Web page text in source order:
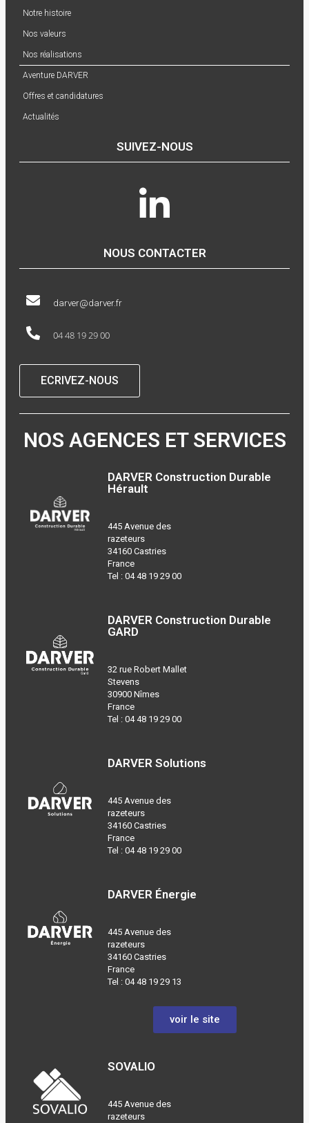
Notre histoire
Nos valeurs
Nos réalisations
Aventure DARVER
Offres et candidatures
Actualités
SUIVEZ-NOUS
NOUS CONTACTER
darver@darver.fr
04 48 19 29 00
ECRIVEZ-NOUS
NOS AGENCES ET SERVICES
DARVER Construction Durable
Hérault
445 Avenue des
razeteurs
34160 Castries
France
Tel :04 48 19 29 00
DARVER Construction Durable
GARD
32 rue Robert Mallet
Stevens
30900 Nîmes
France
Tel :04 48 19 29 00
DARVER Solutions
445 Avenue des
razeteurs
34160 Castries
France
Tel :04 48 19 29 00
DARVER Énergie
445 Avenue des
razeteurs
34160 Castries
France
Tel :04 48 19 29 13
voir le site
SOVALIO
445 Avenue des
razeteurs